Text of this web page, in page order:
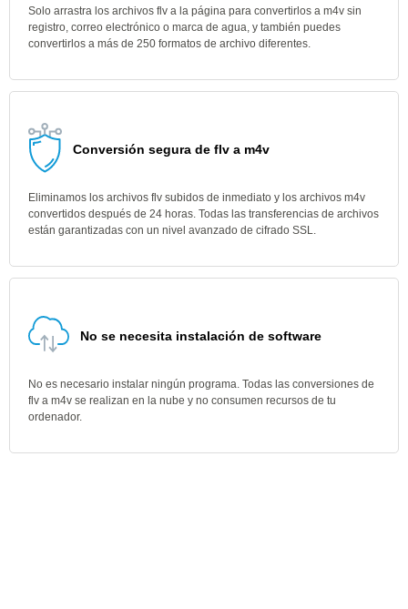
Solo arrastra los archivos flv a la página para convertirlos a m4v sin
registro, correo electrónico o marca de agua, y también puedes
convertirlos a más de 250 formatos de archivo diferentes.
Conversión segura de flv a m4v
Eliminamos los archivos flv subidos de inmediato y los archivos m4v
convertidos después de 24 horas. Todas las transferencias de archivos
están garantizadas con un nivel avanzado de cifrado SSL.
No se necesita instalación de software
No es necesario instalar ningún programa. Todas las conversiones de
flv a m4v se realizan en la nube y no consumen recursos de tu
ordenador.